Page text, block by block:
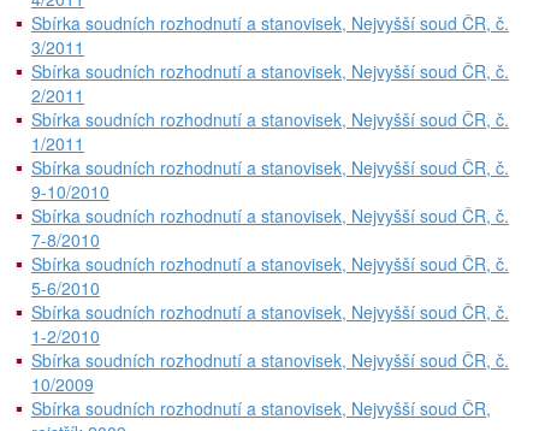
Sbírka soudních rozhodnutí a stanovisek, Nejvyšší soud ČR, č.
3/2011
Sbírka soudních rozhodnutí a stanovisek, Nejvyšší soud ČR, č.
2/2011
Sbírka soudních rozhodnutí a stanovisek, Nejvyšší soud ČR, č.
1/2011
Sbírka soudních rozhodnutí a stanovisek, Nejvyšší soud ČR, č.
9-10/2010
Sbírka soudních rozhodnutí a stanovisek, Nejvyšší soud ČR, č.
7-8/2010
Sbírka soudních rozhodnutí a stanovisek, Nejvyšší soud ČR, č.
5-6/2010
Sbírka soudních rozhodnutí a stanovisek, Nejvyšší soud ČR, č.
1-2/2010
Sbírka soudních rozhodnutí a stanovisek, Nejvyšší soud ČR, č.
10/2009
Sbírka soudních rozhodnutí a stanovisek, Nejvyšší soud ČR,